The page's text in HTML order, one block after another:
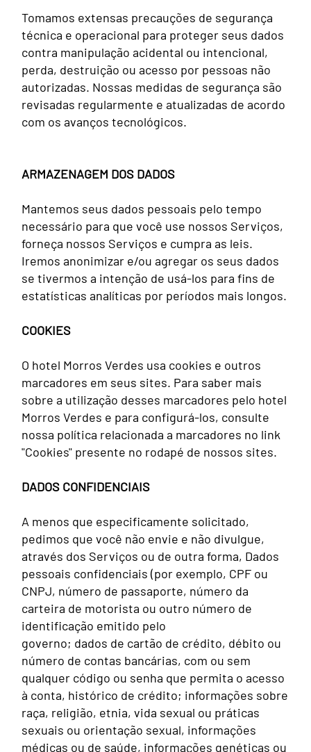
Tomamos extensas precauções de segurança
técnica e operacional para proteger seus dados
contra manipulação acidental ou intencional,
perda, destruição ou acesso por pessoas não
autorizadas. Nossas medidas de segurança são
revisadas regularmente e atualizadas de acordo
com os avanços tecnológicos.
ARMAZENAGEM DOS DADOS
Mantemos seus dados pessoais pelo tempo
necessário para que você use nossos Serviços,
forneça nossos Serviços e cumpra as leis.
Iremos anonimizar e/ou agregar os seus dados
se tivermos a intenção de usá-los para fins de
estatísticas analíticas por períodos mais longos.
COOKIES
O hotel Morros Verdes usa cookies e outros
marcadores em seus sites. Para saber mais
sobre a utilização desses marcadores pelo hotel
Morros Verdes e para configurá-los, consulte
nossa política relacionada a marcadores no link
"Cookies" presente no rodapé de nossos sites.
DADOS CONFIDENCIAIS
A menos que especificamente solicitado,
pedimos que você não envie e não divulgue,
através dos Serviços ou de outra forma, Dados
pessoais confidenciais (por exemplo, CPF ou
CNPJ, número de passaporte, número da
carteira de motorista ou outro número de
identificação emitido pelo
governo; dados de cartão de crédito, débito ou
número de contas bancárias, com ou sem
qualquer código ou senha que permita o acesso
à conta, histórico de crédito; informações sobre
raça, religião, etnia, vida sexual ou práticas
sexuais ou orientação sexual, informações
médicas ou de saúde, informações genéticas ou